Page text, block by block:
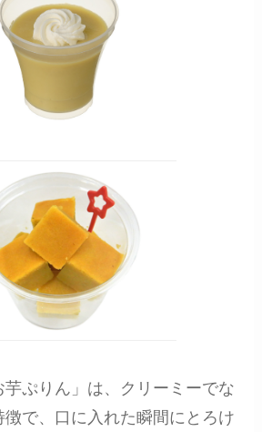
ぷりん」は、クリーミーでな
で、口に入れた瞬間にとろけ